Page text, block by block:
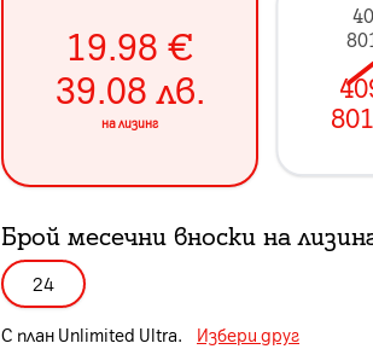
19.98 €
39.08 лв.
на лизинг
Брой месечни вноски на
24
С план Unlimited Ultra. Избери друг